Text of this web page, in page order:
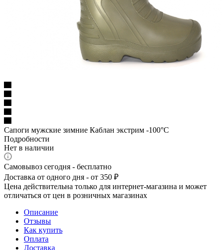
Сапоги мужские зимние Каблан экстрим -100°С
Подробности
Нет в наличии
Самовывоз сегодня - бесплатно
Доставка от одного дня - от 350 ₽
Цена действительна только для интернет-магазина и может
отличаться от цен в розничных магазинах
Описание
Отзывы
Как купить
Оплата
Доставка